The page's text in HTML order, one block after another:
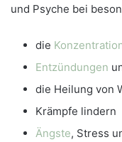
und Psyche bei
die
Entzündungen
die Heilung von
Krämpfe lindern
Ängste, Stress